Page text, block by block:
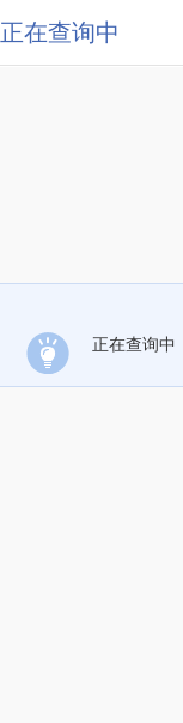
正在查询中
正在查询中